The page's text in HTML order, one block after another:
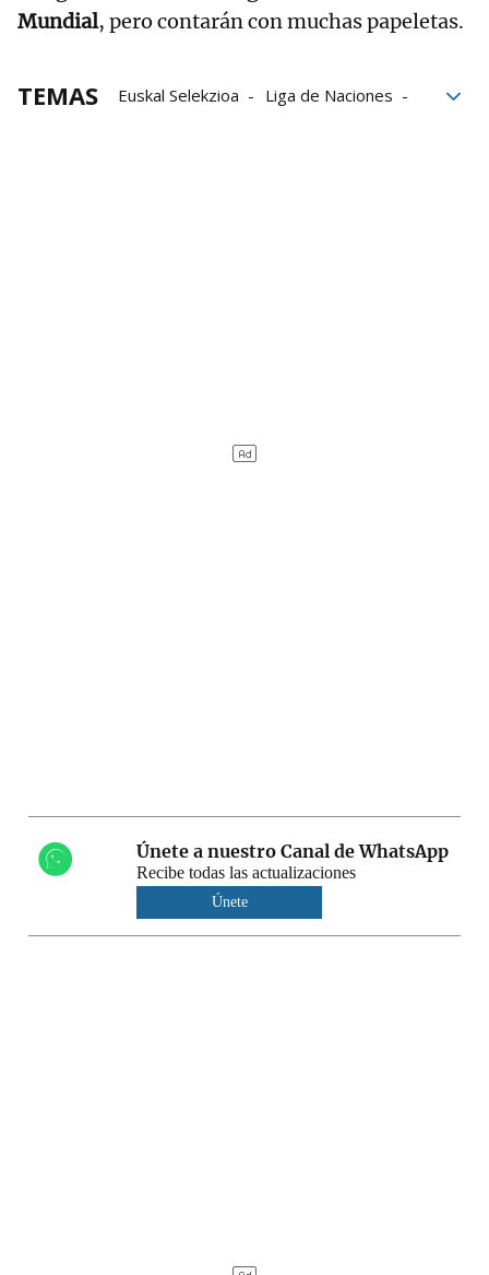
Mundial, pero contarán con muchas papeletas.
TEMAS Euskal Selekzioa
Liga de Naciones
Únete a nuestro Canal de WhatsApp
Recibe todas las actualizaciones
Únete